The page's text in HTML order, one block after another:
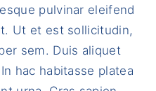
pulvinar eleifend
Ut et est sollicitudin,
sem. Duis aliquet
hac habitasse platea